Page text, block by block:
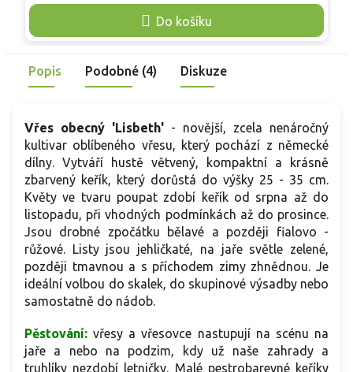
Do košíku
patří k lehce vyšším odrůdám. Jelikož se jeho květy nikdy
plně neotevírají, vyniká nadprůměrnou trvanlivostí na
floristické aranžmá a řez.
Popis Podobné (4) Diskuze
Vřes obecný 'Lisbeth' -
novější, zcela nenáročný
kultivar oblíbeného vřesu, který pochází z německé
dílny. Vytváří hustě větvený, kompaktní a krásně
zbarvený keřík, který dorůstá do výšky 25 - 35 cm.
Květy ve tvaru poupat zdobí keřík od srpna až do
listopadu, při vhodných podmínkách až do prosince.
Jsou drobné zpočátku bělavé a později fialovo -
růžové. Listy jsou jehličkaté, na jaře světle zelené,
později tmavnou a s příchodem zimy zhnědnou. Je
ideální volbou do skalek, do skupinové výsadby nebo
samostatně do nádob.
Pěstování: vřesy a vřesovce nastupují na scénu na
jaře a nebo na podzim, kdy už naše zahrady a
truhlíky nezdobí letničky. Malé pestrobarevné keříky